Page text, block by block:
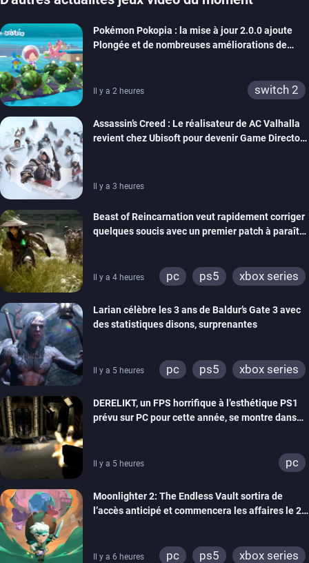
Pokémon Pokopia : la mise à jour 2.0.0 ajoute
Plongée et de nombreuses améliorations de
Il y a 2 heures switch 2
Assassin’s Creed : Le réalisateur de AC Valhalla
revient chez Ubisoft pour devenir Game Director
Il y a 3 heures
Beast of Reincarnation veut rapidement corriger
quelques soucis avec un premier patch à paraître
Il y a 4 heures pc ps5 xbox series
Larian célèbre les 3 ans de Baldur’s Gate 3 avec
des statistiques disons, surprenantes
Il y a 5 heures pc ps5 xbox series
DERELIKT, un FPS horrifique à l’esthétique PS1
prévu sur PC pour cette année, se montre dans
Il y a 5 heures pc
Moonlighter 2: The Endless Vault sortira de
l’accès anticipé et commencera les affaires le 2
Il y a 6 heures pc ps5 xbox series